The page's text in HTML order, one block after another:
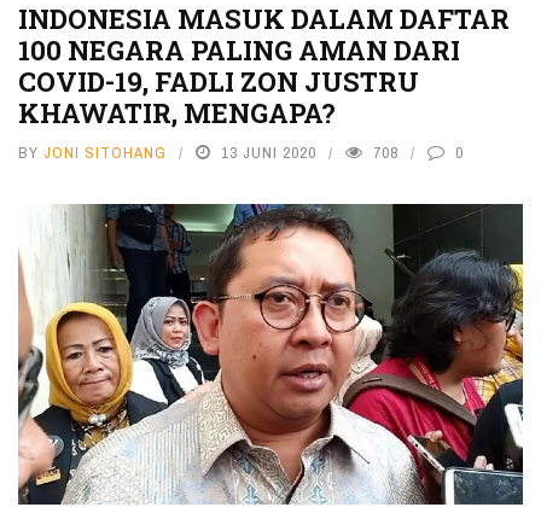
INDONESIA MASUK DALAM DAFTAR
100 NEGARA PALING AMAN DARI
COVID-19, FADLI ZON JUSTRU
KHAWATIR, MENGAPA?
BY JONI SITOHANG 13 JUNI 2020 708 0